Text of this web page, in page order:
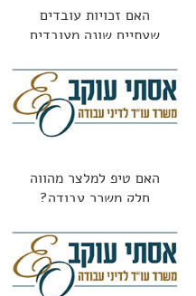
האם זכויות עובדים
שעתיים שונה מעובדים
האם טיפ למלצר מהווה
חלק משכר עבודה?